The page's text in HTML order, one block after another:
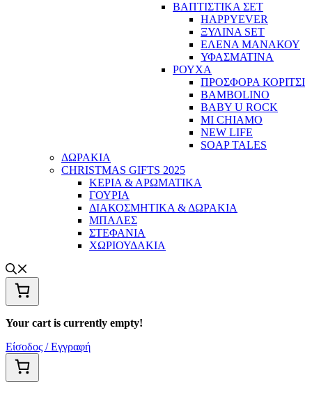
ΒΑΠΤΙΣΤΙΚΑ ΣΕΤ
HAPPYEVER
ΞΥΛΙΝΑ SET
ΕΛΕΝΑ ΜΑΝΑΚΟΥ
ΥΦΑΣΜΑΤΙΝΑ
ΡΟΥΧΑ
ΠΡΟΣΦΟΡΑ ΚΟΡΙΤΣΙ
BAMBOLINO
BABY U ROCK
MI CHIAMO
NEW LIFE
SOAP TALES
ΔΩΡΑΚΙΑ
CHRISTMAS GIFTS 2025
ΚΕΡΙΑ & ΑΡΩΜΑΤΙΚΑ
ΓΟΥΡΙΑ
ΔΙΑΚΟΣΜΗΤΙΚΑ & ΔΩΡΑΚΙΑ
ΜΠΑΛΕΣ
ΣΤΕΦΑΝΙΑ
ΧΩΡΙΟΥΔΑΚΙΑ
Your cart is currently empty!
Είσοδος / Εγγραφή